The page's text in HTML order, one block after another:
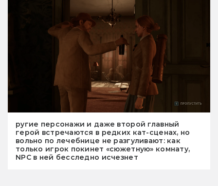
ругие персонажи и даже второй главный
герой встречаются в редких кат-сценах, но
вольно по лечебнице не разгуливают: как
только игрок покинет «сюжетную» комнату,
NPC в ней бесследно исчезнет